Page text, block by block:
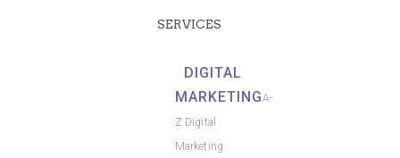
SERVICES
DIGITAL
MARKETINGA-
Z Digital
Marketing